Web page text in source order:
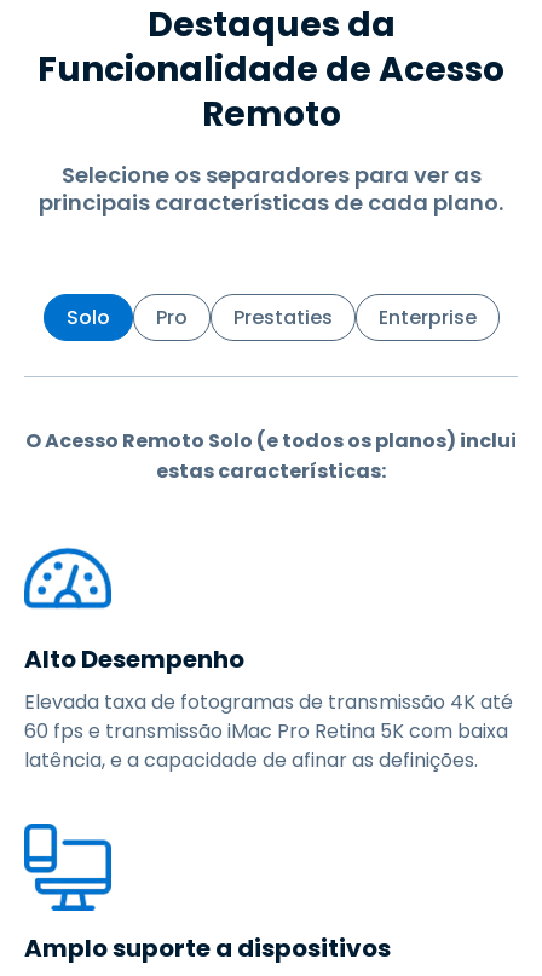
Destaques da
Funcionalidade de Acesso
Remoto
Selecione os separadores para ver as
principais características de cada plano.
Solo Pro Prestaties Enterprise
O Acesso Remoto Solo (e todos os planos) inclui
estas características:
Alto Desempenho
Elevada taxa de fotogramas de transmissão 4K até
60 fps e transmissão iMac Pro Retina 5K com baixa
latência, e a capacidade de afinar as definições.
Amplo suporte a dispositivos